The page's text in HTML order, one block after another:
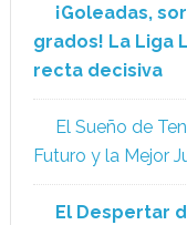
¡Goleadas,
grados! La Liga
recta decisiva
El Sueño de
Futuro y la Mejor
El Despertar